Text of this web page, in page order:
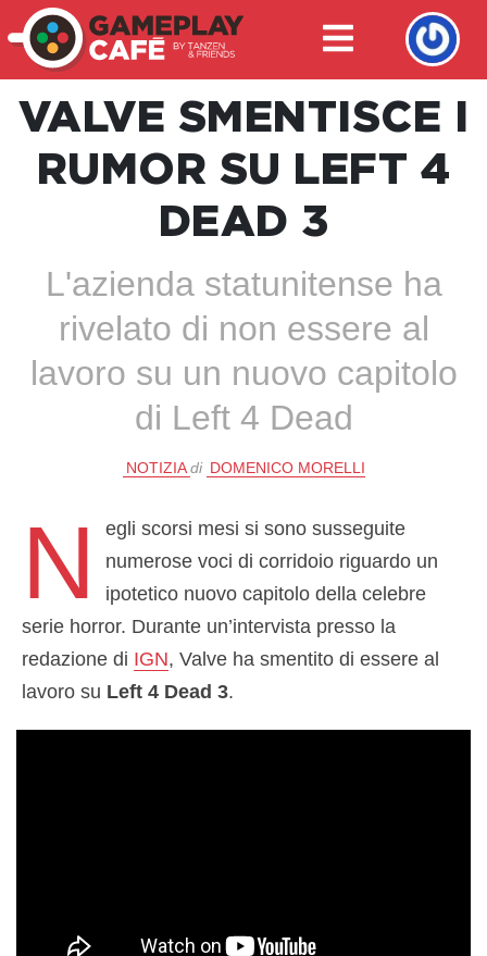
VALVE SMENTISCE I
RUMOR SU LEFT 4
DEAD 3
L'azienda statunitense ha
rivelato di non essere al
lavoro su un nuovo capitolo
di Left 4 Dead
NOTIZIA di DOMENICO MORELLI
N
egli scorsi mesi si sono susseguite
numerose voci di corridoio riguardo un
ipotetico nuovo capitolo della celebre
serie horror. Durante un’intervista presso la
redazione di IGN, Valve ha smentito di essere al
lavoro su Left 4 Dead 3.